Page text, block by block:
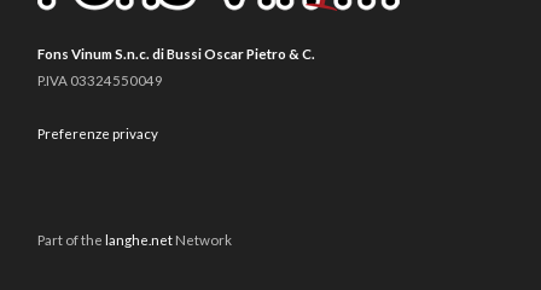
Fons Vinum S.n.c. di Bussi Oscar Pietro & C.
P.IVA 03324550049
Preferenze privacy
Part of the langhe.net Network